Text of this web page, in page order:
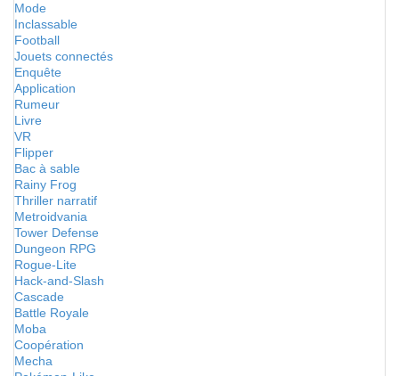
Mode
Inclassable
Football
Jouets connectés
Enquête
Application
Rumeur
Livre
VR
Flipper
Bac à sable
Rainy Frog
Thriller narratif
Metroidvania
Tower Defense
Dungeon RPG
Rogue-Lite
Hack-and-Slash
Cascade
Battle Royale
Moba
Coopération
Mecha